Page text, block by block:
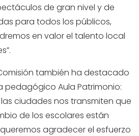
de gran nivel y de
para todos los públicos,
en valor el talento local
también ha destacado
pedagógico Aula Patrimonio:
ciudades nos transmiten que
de los escolares están
agradecer el esfuerzo